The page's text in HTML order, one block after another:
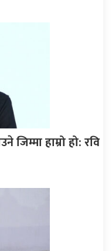
जिम्मा हाम्रो हो: रवि